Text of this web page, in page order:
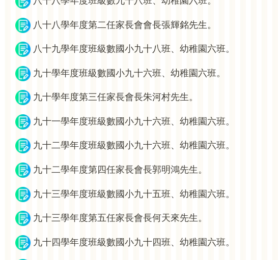
八十八學年度第二任家長會會長張輝銘先生。
八十九學年度班級數國小九十八班、幼稚園六班。
九十學年度班級數國小九十六班、幼稚園六班。
九十學年度第三任家長會長朱河村先生。
九十一學年度班級數國小九十六班、幼稚園六班。
九十二學年度班級數國小九十六班、幼稚園六班。
九十二學年度第四任家長會長郭明鴻先生。
九十三學年度班級數國小九十五班、幼稚園六班。
九十三學年度第五任家長會長何天來先生。
九十四學年度班級數國小九十四班、幼稚園六班。